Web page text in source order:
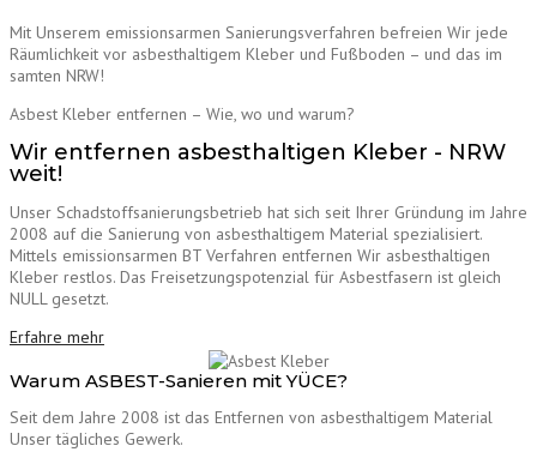
Mit Unserem emissionsarmen Sanierungsverfahren befreien Wir jede
Räumlichkeit vor asbesthaltigem Kleber und Fußboden – und das im
samten NRW!
Asbest Kleber entfernen – Wie, wo und warum?
Wir entfernen asbesthaltigen Kleber - NRW
weit!
Unser Schadstoffsanierungsbetrieb hat sich seit Ihrer Gründung im Jahre
2008 auf die Sanierung von asbesthaltigem Material spezialisiert.
Mittels emissionsarmen BT Verfahren entfernen Wir asbesthaltigen
Kleber restlos. Das Freisetzungspotenzial für Asbestfasern ist gleich
NULL gesetzt.
Erfahre mehr
Warum ASBEST-Sanieren mit YÜCE?
Seit dem Jahre 2008 ist das Entfernen von asbesthaltigem Material
Unser tägliches Gewerk.